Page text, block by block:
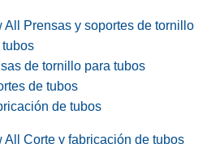
All Prensas y soportes de tornillo
tubos
de tornillo para tubos
de tubos
de tubos
All Corte y fabricación de tubos